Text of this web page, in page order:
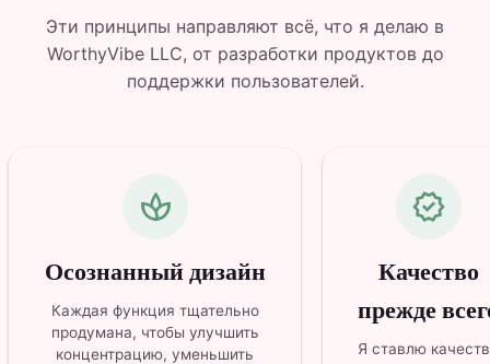
Эти принципы направляют всё, что я делаю в
WorthyVibe LLC, от разработки продуктов до
поддержки пользователей.
spa
Осознанный дизайн
Каждая функция тщательно
продумана, чтобы улучшить
концентрацию, уменьшить
verified
Качество
прежде
Я ставлю